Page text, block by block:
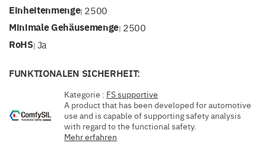
Einheitenmenge| 2500
Minimale Gehäusemenge| 2500
RoHS| Ja
FUNKTIONALEN SICHERHEIT:
Kategorie : FS supportive
A product that has been developed for automotive
use and is capable of supporting safety analysis
with regard to the functional safety.
Mehr erfahren